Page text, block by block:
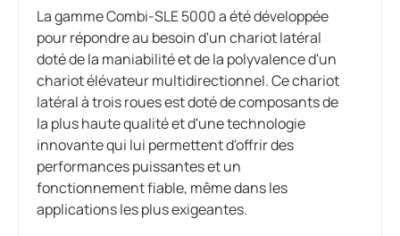
La gamme Combi-SLE 5000 a été développée
pour répondre au besoin d'un chariot latéral
doté de la maniabilité et de la polyvalence d'un
chariot élévateur multidirectionnel. Ce chariot
latéral à trois roues est doté de composants de
la plus haute qualité et d'une technologie
innovante qui lui permettent d'offrir des
performances puissantes et un
fonctionnement fiable, même dans les
applications les plus exigeantes.